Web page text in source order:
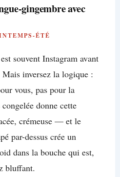
gingembre avec
ÉTÉ
souvent Instagram avant
Mais inversez la logique :
vous, pas pour la
donne cette
crémeuse — et le
par-dessus crée un
dans la bouche qui est,
bluffant.